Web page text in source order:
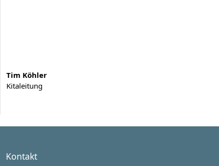
Tim Köhler
Kitaleitung
Kontakt